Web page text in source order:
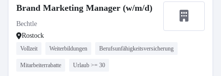
Brand Marketing Manager (w/m/d)
Bechtle
Rostock
Vollzeit Weiterbildungen Berufsunfähigkeitsversicherung
Mitarbeiterrabatte Urlaub >= 30